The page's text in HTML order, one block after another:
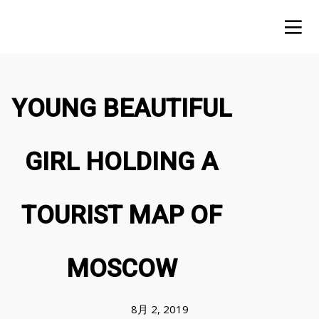
YOUNG BEAUTIFUL
GIRL HOLDING A
TOURIST MAP OF
MOSCOW
8月 2, 2019